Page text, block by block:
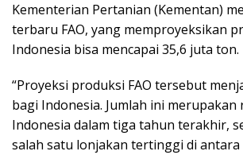
Kementerian Pertanian (Kementan)
terbaru FAO, yang memproyeksikan
Indonesia bisa mencapai 35,6 juta ton.
“Proyeksi produksi FAO tersebut
bagi Indonesia. Jumlah ini
Indonesia dalam tiga tahun terakhir,
salah satu lonjakan tertinggi di